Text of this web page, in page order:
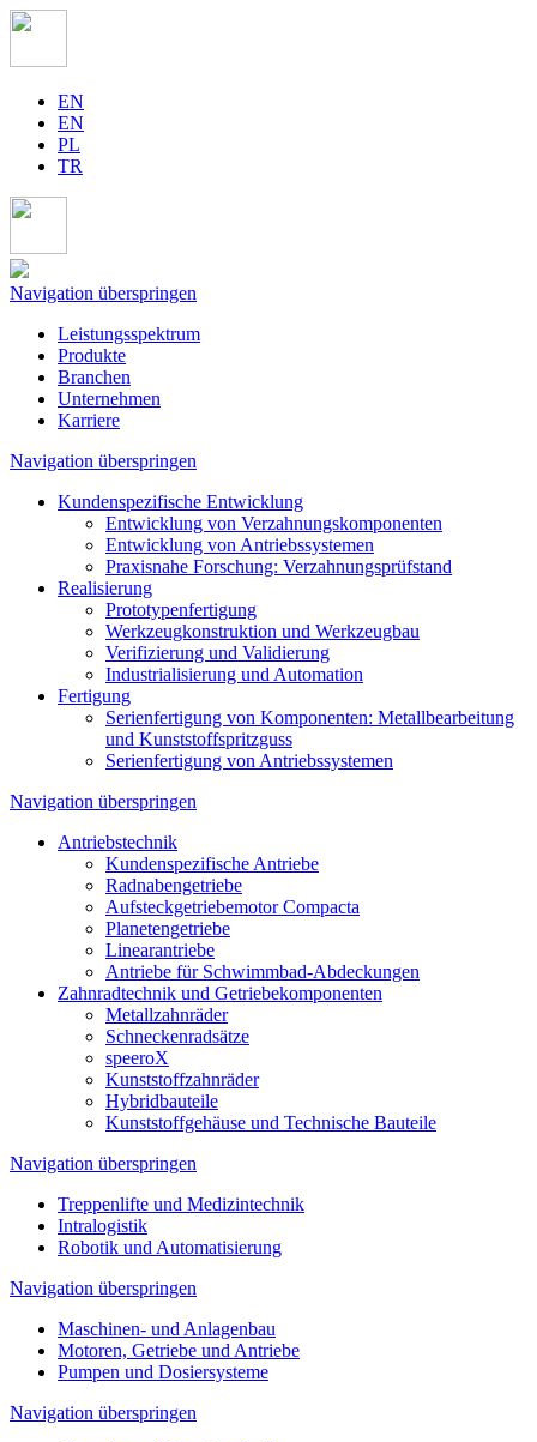
EN
EN
PL
TR
Navigation überspringen
Leistungsspektrum
Produkte
Branchen
Unternehmen
Karriere
Navigation überspringen
Kundenspezifische Entwicklung
Entwicklung von Verzahnungskomponenten
Entwicklung von Antriebssystemen
Praxisnahe Forschung: Verzahnungsprüfstand
Realisierung
Prototypenfertigung
Werkzeugkonstruktion und Werkzeugbau
Verifizierung und Validierung
Industrialisierung und Automation
Fertigung
Serienfertigung von Komponenten: Metallbearbeitung
und Kunststoffspritzguss
Serienfertigung von Antriebssystemen
Navigation überspringen
Antriebstechnik
Kundenspezifische Antriebe
Radnabengetriebe
Aufsteckgetriebemotor Compacta
Planetengetriebe
Linearantriebe
Antriebe für Schwimmbad-Abdeckungen
Zahnradtechnik und Getriebekomponenten
Metallzahnräder
Schneckenradsätze
speeroX
Kunststoffzahnräder
Hybridbauteile
Kunststoffgehäuse und Technische Bauteile
Navigation überspringen
Treppenlifte und Medizintechnik
Intralogistik
Robotik und Automatisierung
Navigation überspringen
Maschinen- und Anlagenbau
Motoren, Getriebe und Antriebe
Pumpen und Dosiersysteme
Navigation überspringen